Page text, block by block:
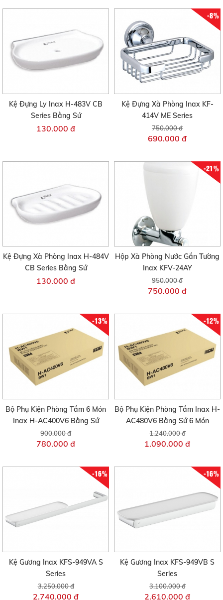
Kệ Đựng Ly Inax H-483V CB
Series Bằng Sứ
130.000 đ
-8%
Kệ Đựng Xà Phòng Inax KF-
414V ME Series
750.000 đ
690.000 đ
Kệ Đựng Xà Phòng Inax H-484V
CB Series Bằng Sứ
130.000 đ
-21%
Hộp Xà Phòng Nước Gắn Tường
Inax KFV-24AY
950.000 đ
750.000 đ
-13%
Bộ Phụ Kiện Phòng Tắm 6 Món
Inax H-AC400V6 Bằng Sứ
900.000 đ
780.000 đ
-12%
Bộ Phụ Kiện Phòng Tắm Inax H-
AC480V6 Bằng Sứ 6 Món
1.240.000 đ
1.090.000 đ
-16%
Kệ Gương Inax KFS-949VA S
Series
3.250.000 đ
2.740.000 đ
-16%
Kệ Gương Inax KFS-949VB S
Series
3.100.000 đ
2.610.000 đ